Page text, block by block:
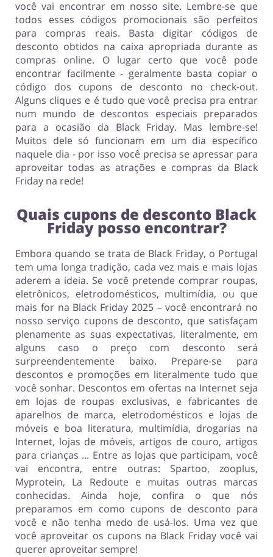
você vai encontrar em nosso site. Lembre-se que
todos esses códigos promocionais são perfeitos
para compras reais. Basta digitar códigos de
desconto obtidos na caixa apropriada durante as
compras online. O lugar certo que você pode
encontrar facilmente - geralmente basta copiar o
código dos cupons de desconto no check-out.
Alguns cliques e é tudo que você precisa pra entrar
num mundo de descontos especiais preparados
para a ocasião da Black Friday. Mas lembre-se!
Muitos dele só funcionam em um dia específico
naquele dia - por isso você precisa se apressar para
aproveitar todas as atrações e compras da Black
Friday na rede!
Quais cupons de desconto Black
Friday posso encontrar?
Embora quando se trata de Black Friday, o Portugal
tem uma longa tradição, cada vez mais e mais lojas
aderem a ideia. Se você pretende comprar roupas,
eletrônicos, eletrodomésticos, multimídia, ou que
mais for na Black Friday 2025 – você encontrará no
nosso serviço cupons de desconto, que satisfaçam
plenamente as suas expectativas, literalmente, em
alguns caso o preço com desconto será
surpreendentemente baixo. Prepare-se para
descontos e promoções em literalmente tudo que
você sonhar. Descontos em ofertas na Internet seja
em lojas de roupas exclusivas, e fabricantes de
aparelhos de marca, eletrodomésticos e lojas de
móveis e boa literatura, multimídia, drogarias na
Internet, lojas de móveis, artigos de couro, artigos
para crianças ... Entre as lojas que participam, você
vai encontra, entre outras: Spartoo, zooplus,
Myprotein, La Redoute e muitas outras marcas
conhecidas. Ainda hoje, confira o que nós
preparamos em como cupons de desconto para
você e não tenha medo de usá-los. Uma vez que
você aproveitar os cupons na Black Friday você vai
querer aproveitar sempre!